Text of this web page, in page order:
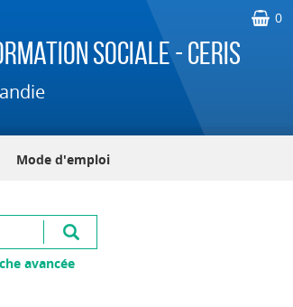
Sociale - CERIS
Mode d'emploi
avancée